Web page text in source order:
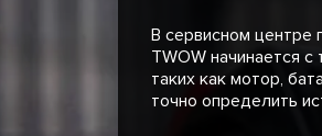
В сервисном центре
TWOW начинается
таких как мотор,
точно определить